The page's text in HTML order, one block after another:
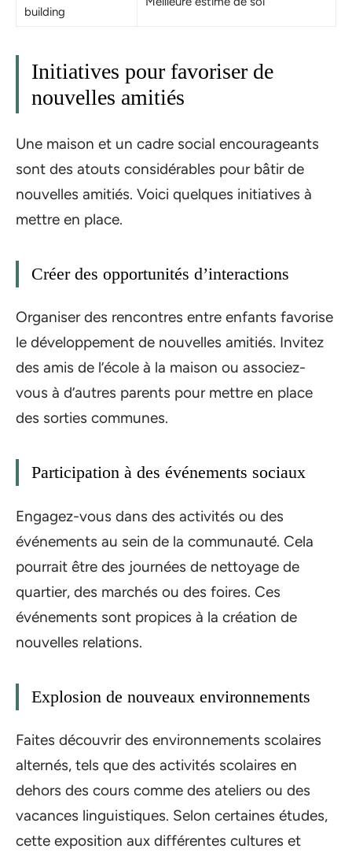
building
Initiatives pour favoriser de
nouvelles amitiés
Une maison et un cadre social encourageants
sont des atouts considérables pour bâtir de
nouvelles amitiés. Voici quelques initiatives à
mettre en place.
Créer des opportunités d’interactions
Organiser des rencontres entre enfants favorise
le développement de nouvelles amitiés. Invitez
des amis de l’école à la maison ou associez-
vous à d’autres parents pour mettre en place
des sorties communes.
Participation à des événements sociaux
Engagez-vous dans des activités ou des
événements au sein de la communauté. Cela
pourrait être des journées de nettoyage de
quartier, des marchés ou des foires. Ces
événements sont propices à la création de
nouvelles relations.
Explosion de nouveaux environnements
Faites découvrir des environnements scolaires
alternés, tels que des activités scolaires en
dehors des cours comme des ateliers ou des
vacances linguistiques. Selon certaines études,
cette exposition aux différentes cultures et